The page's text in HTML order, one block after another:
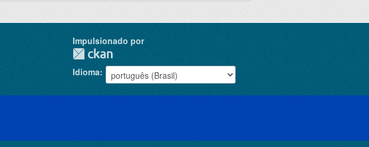
Impulsionado por
Idioma